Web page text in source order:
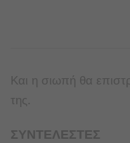
Και η σιωπή θα
της.
ΣΥΝΤΕΛΕΣΤΕΣ